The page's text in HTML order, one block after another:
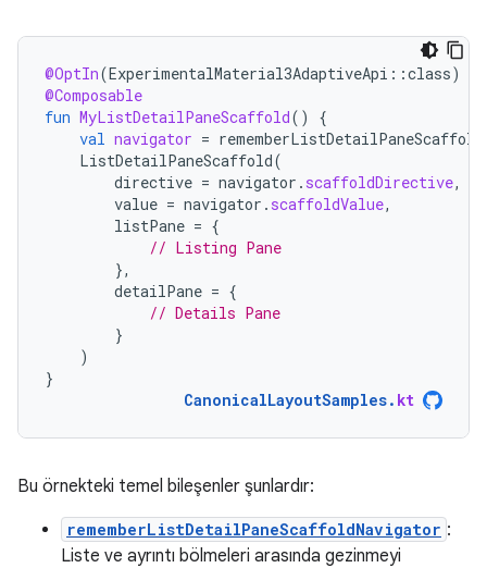
@OptIn(ExperimentalMaterial3AdaptiveApi ::class)
@Composable
fun MyListDetailPaneScaffold()
{
val navigator =
ListDetailPaneScaffold(
directive = navigator . scaffoldDirective,
value = navigator . scaffoldValue,
listPane = {
// Listing Pane
},
detailPane = {
// Details Pane
}
)
}
CanonicalLayoutSamples. kt
Bu örnekteki temel bileşenler şunlardır:
rememberListDetailPaneScaffoldNavigator :
Liste ve ayrıntı bölmeleri arasında gezinmeyi